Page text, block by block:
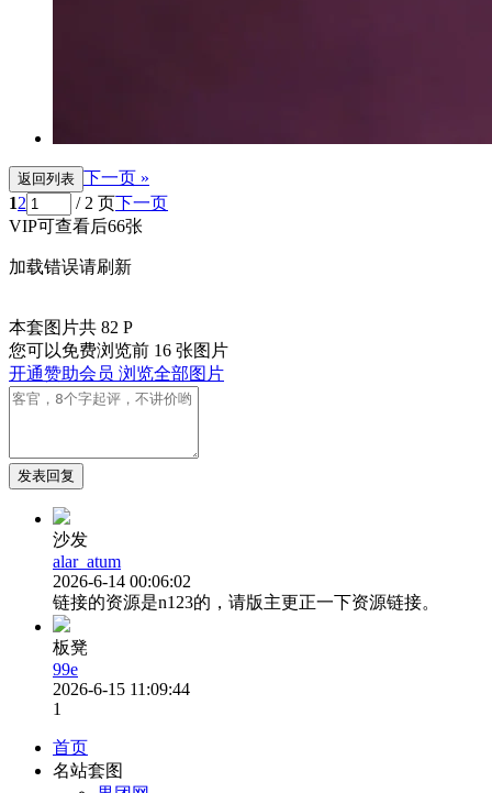
返回列表 下一页 »
12 / 2 页下一页
VIP可查看后66张
加载错误请刷新
本套图片共 82 P
您可以免费浏览前 16 张图片
开通赞助会员 浏览全部图片
发表回复
沙发
alar_atum
2026-6-14 00:06:02
链接的资源是n123的，请版主更正一下资源链接。
板凳
99e
2026-6-15 11:09:44
1
首页
名站套图